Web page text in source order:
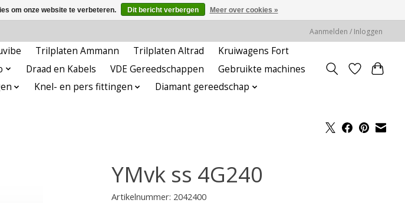
Aanmelden / Inloggen
Trilplaten Ammann Trilplaten Altrad
Kruiwagens Fort
Draad en Kabels VDE Gereedschappen
Gebruikte machines
Knel- en pers fittingen Diamant gereedschap
YMvk ss 4G240
Artikelnummer: 2042400
om onze website te verbeteren. Dit bericht verbergen Meer over cookies »